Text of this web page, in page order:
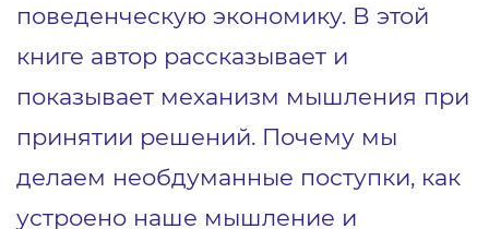
поведенческую экономику. В этой
книге автор рассказывает и
показывает механизм мышления при
принятии решений. Почему мы
делаем необдуманные поступки, как
устроено наше мышление и